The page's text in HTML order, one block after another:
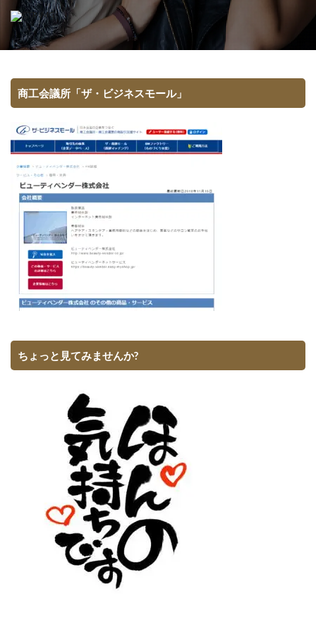
商工会議所「ザ・ビジネスモール」
ちょっと見てみませんか?